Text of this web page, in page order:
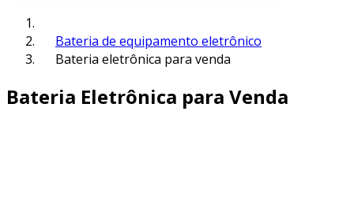
Bateria de equipamento eletrônico
Bateria eletrônica para venda
Bateria Eletrônica para Venda